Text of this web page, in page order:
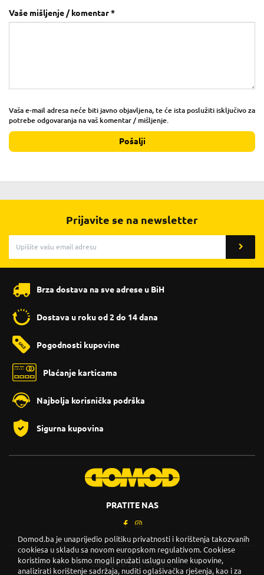
Vaše mišljenje / komentar *
Vaša e-mail adresa neće biti javno objavljena, te će ista poslužiti isključivo za
potrebe odgovaranja na vaš komentar / mišljenje.
Pošalji
Prijavite se na newsletter
Brza dostava na sve adrese u BiH
Dostava u roku od 2 do 14 dana
Pogodnosti kupovine
Plaćanje karticama
Najbolja korisnička podrška
Sigurna kupovina
PRATITE NAS
Copyright © 2026. DOMOD.
Domod.ba je unaprijedio politiku privatnosti i korištenja takozvanih
cookiesa u skladu sa novom europskom regulativom. Cookiese
koristimo kako bismo mogli pružati uslugu online kupovine,
analizirati korištenje sadržaja, nuditi oglašivačka rješenja, kao i za